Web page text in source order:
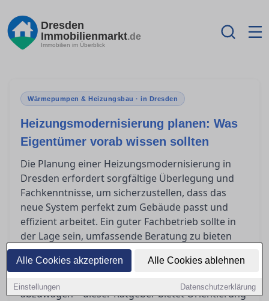
Alle Cookies akzeptieren Alle Cookies ablehnen
Einstellungen Datenschutzerklärung
Dresden
Immobilienmarkt.de
Immobilien im Überblick
Wärmepumpen & Heizungsbau · in Dresden
Heizungsmodernisierung planen: Was
Eigentümer vorab wissen sollten
Die Planung einer Heizungsmodernisierung in
Dresden erfordert sorgfältige Überlegung und
Fachkenntnisse, um sicherzustellen, dass das
neue System perfekt zum Gebäude passt und
effizient arbeitet. Ein guter Fachbetrieb sollte in
der Lage sein, umfassende Beratung zu bieten
und auf individuelle Bedürfnisse einzugehen.
Eigentümer stehen oft vor der Herausforderung,
abzuwägen – dieser Ratgeber bietet Orientierung